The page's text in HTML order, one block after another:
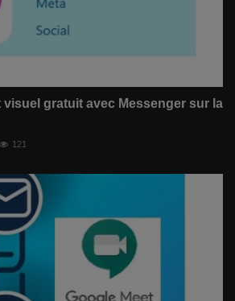
visuel gratuit avec Messenger sur la
121